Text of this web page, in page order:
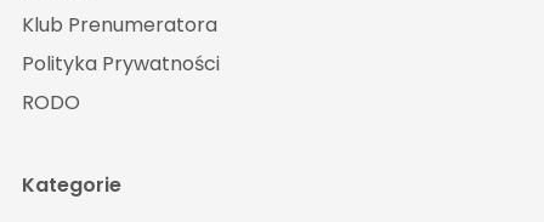
Klub Prenumeratora
Polityka Prywatności
RODO
Kategorie